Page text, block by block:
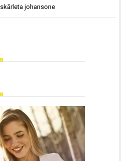
skārleta johansone